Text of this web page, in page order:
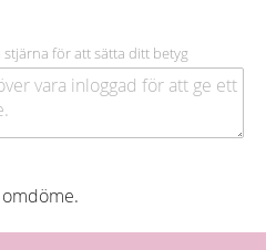
stjärna för att sätta ditt betyg